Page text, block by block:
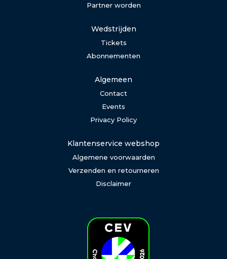
Partner worden
Wedstrijden
Tickets
Abonnementen
Algemeen
Contact
Events
Privacy Policy
Klantenservice webshop
Algemene voorwaarden
Verzenden en retourneren
Disclaimer